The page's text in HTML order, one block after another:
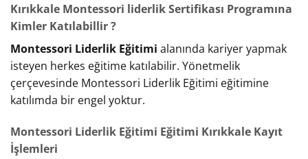
Kırıkkale Montessori liderlik Sertifikası Programına
Kimler Katılabillir ?
Montessori Liderlik Eğitimi alanında kariyer yapmak
isteyen herkes eğitime katılabilir. Yönetmelik
çerçevesinde Montessori Liderlik Eğitimi eğitimine
katılımda bir engel yoktur.
Montessori Liderlik Eğitimi Eğitimi Kırıkkale Kayıt
İşlemleri